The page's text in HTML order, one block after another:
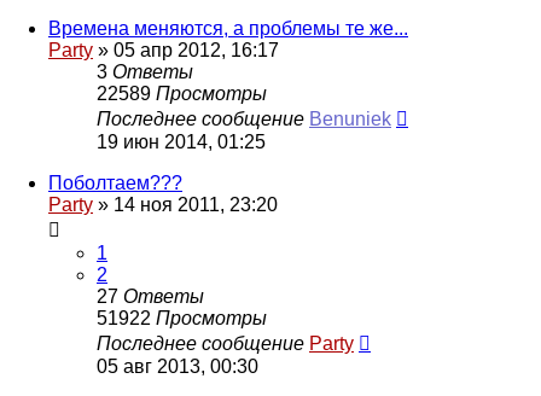
Времена меняются, а проблемы те же...
Party » 05 апр 2012, 16:17
3 Ответы
22589 Просмотры
Последнее сообщение Benuniek
19 июн 2014, 01:25
Поболтаем???
Party » 14 ноя 2011, 23:20
1
2
27 Ответы
51922 Просмотры
Последнее сообщение Party
05 авг 2013, 00:30